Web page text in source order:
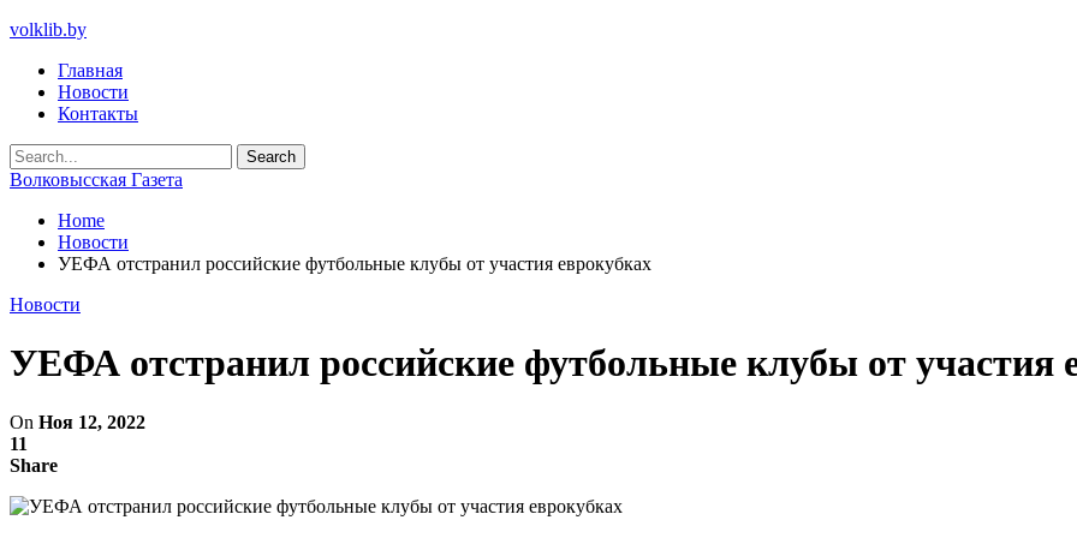
volklib.by
Главная
Новости
Контакты
Волковысская Газета
Home
Новости
УЕФА отстранил российские футбольные клубы от участия еврокубках
Новости
УЕФА отстранил российские футбольные клубы от участия
On Ноя 12, 2022
11
Share